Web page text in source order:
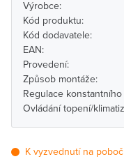
Výrobce:
Kód produktu:
Kód dodavatele:
EAN:
Provedení:
Způsob montáže:
Regulace
Ovládání topení/
K vyzvednutí na